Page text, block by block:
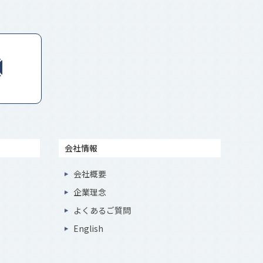
会社情報
会社概要
企業理念
よくあるご質問
English